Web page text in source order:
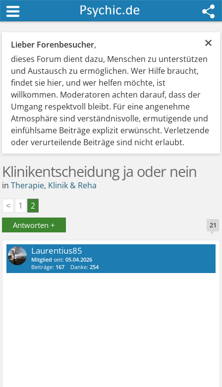
×
Lieber Forenbesucher,
dieses Forum dient dazu, Menschen zu unterstützen
und Austausch zu ermöglichen. Wer Hilfe braucht,
findet sie hier, und wer helfen möchte, ist
willkommen. Moderatoren achten darauf, dass der
Umgang respektvoll bleibt. Für eine angenehme
Atmosphäre sind verständnisvolle, ermutigende und
einfühlsame Beiträge explizit erwünscht. Verletzende
oder verurteilende Beiträge sind nicht erlaubt.
Klinikentscheidung ja oder nein
inTherapie, Klinik & Reha
<
1 2
Antworten + 21
Laurentius85
Mitglied seit:05.04.2026
Beiträge: 167 Danke:254